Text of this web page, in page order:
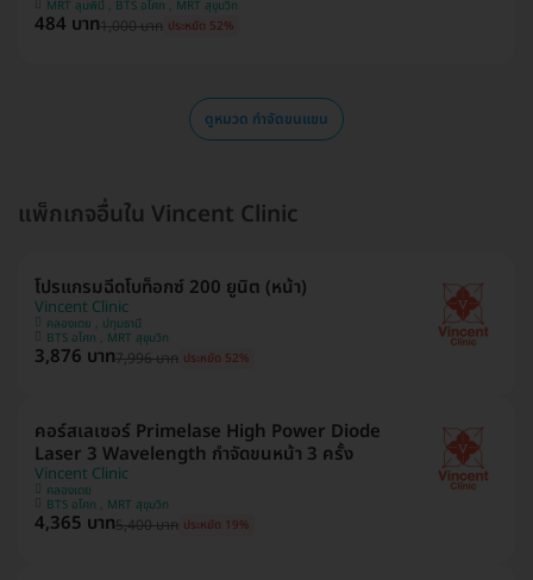
MRT ลุมพินี , BTS อโศก , MRT สุขุมวิท
484 บาท1,000 บาท ประหยัด 52%
ดูหมวด กำจัดขนแขน
แพ็กเกจอื่นใน Vincent Clinic
โปรแกรมฉีดโบท็อกซ์ 200 ยูนิต (หน้า)
Vincent Clinic
คลองเตย , ปทุมธานี
BTS อโศก , MRT สุขุมวิท
3,876 บาท7,996 บาท ประหยัด 52%
คอร์สเลเซอร์ Primelase High Power Diode
Laser 3 Wavelength กำจัดขนหน้า 3 ครั้ง
Vincent Clinic
คลองเตย
BTS อโศก , MRT สุขุมวิท
4,365 บาท5,400 บาท ประหยัด 19%